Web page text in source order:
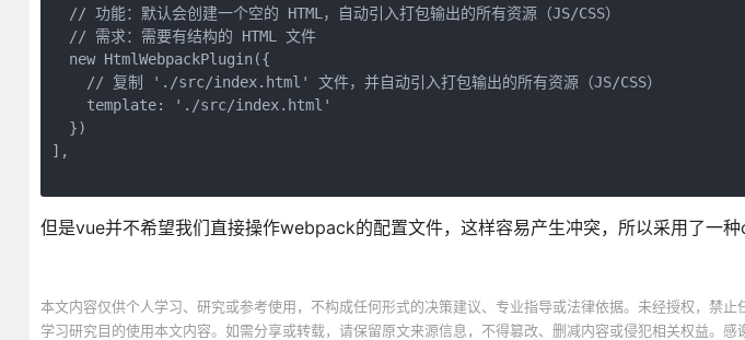
  // 功能：默认会创建一个空的 HTML，自动引入打包输出的所有资源（JS/CSS）
  // 需求：需要有结构的 HTML 文件
  new HtmlWebpackPlugin({
    // 复制 './src/index.html' 文件，并自动引入打包输出的所有资源（JS/CSS）
    template: './src/index.html'
  })
],
但是vue并不希望我们直接操作webpack的配置文件，这样容易产生冲突，所以采用了一种
本文内容仅供个人学习、研究或参考使用，不构成任何形式的决策建议、专业指导或法律依据。未经授权，禁
学习研究目的使用本文内容。如需分享或转载，请保留原文来源信息，不得篡改、删减内容或侵犯相关权益。感